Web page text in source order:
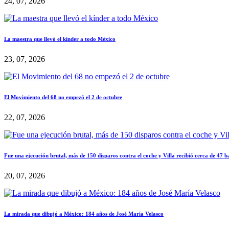
La maestra que llevó el kínder a todo México
23, 07, 2026
El Movimiento del 68 no empezó el 2 de octubre
22, 07, 2026
Fue una ejecución brutal, más de 150 disparos contra el coche y Villa recibió cerca de 47
20, 07, 2026
La mirada que dibujó a México: 184 años de José María Velasco